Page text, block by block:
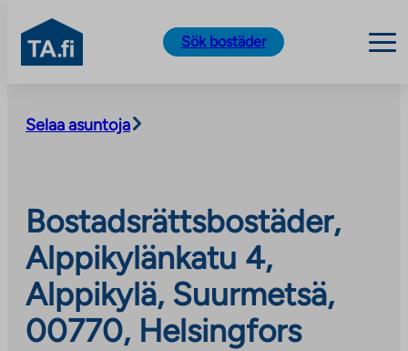
content
TA.fi
Sök bostäder
Selaa asuntoja
Bostadsrättsbostäder,
Alppikylänkatu 4,
Alppikylä, Suurmetsä,
00770, Helsingfors